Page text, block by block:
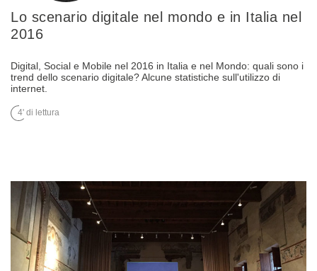
Lo scenario digitale nel mondo e in Italia nel
2016
Digital, Social e Mobile nel 2016 in Italia e nel Mondo: quali sono i
trend dello scenario digitale? Alcune statistiche sull'utilizzo di
internet.
4' di lettura